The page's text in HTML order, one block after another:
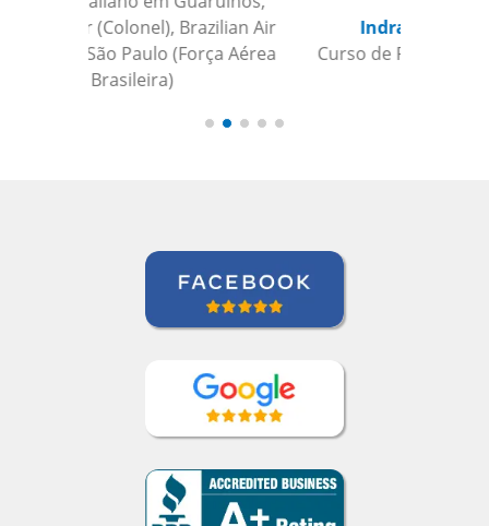
Indra Maya Gurung
Curso de Português em Santos